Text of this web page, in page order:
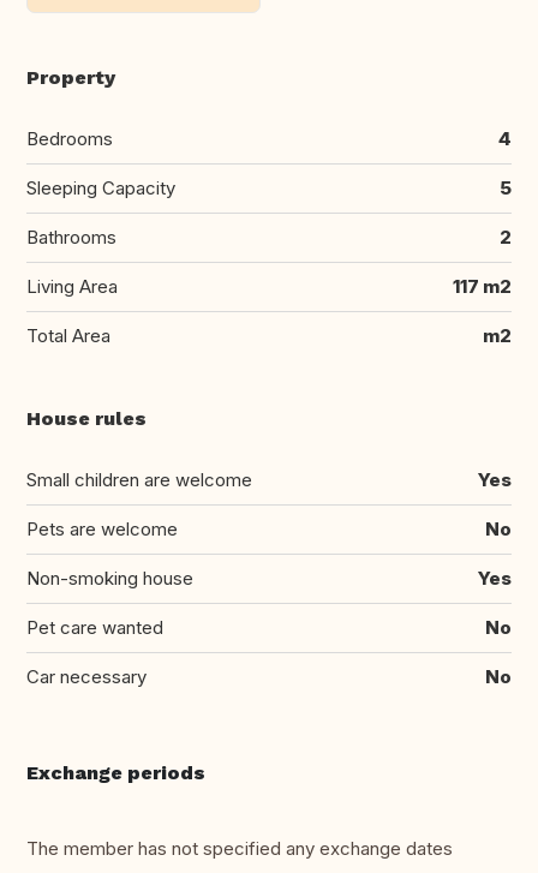
Property
Bedrooms 4
Sleeping Capacity 5
Bathrooms 2
Living Area 117 m2
Total Area m2
House rules
Small children are welcome Yes
Pets are welcome No
Non-smoking house Yes
Pet care wanted No
Car necessary No
Exchange periods
The member has not specified any exchange dates